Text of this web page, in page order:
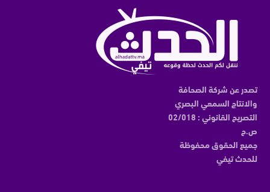
تصدر عن شركة الصحافة
والانتاج السمعي البصري
التصريح القانوني : 02/018
ص.ح
جميع الحقوق محفوظة
للحدث تيفي